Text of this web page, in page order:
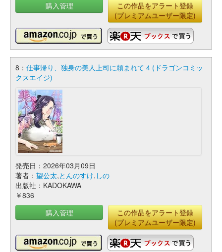
購入管理
この作品をアラート登録
(プレミアムユーザー限定)
8： 仕事帰り、独身の美人上司に頼まれて 4 (ドラゴンコミッ
クスエイジ)
発売日：2026年03月09日
著者： 望公太,とんのすけ, しの
出版社：KADOKAWA
￥836
購入管理
この作品をアラート登録
(プレミアムユーザー限定)